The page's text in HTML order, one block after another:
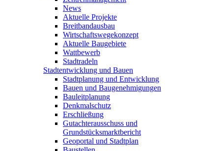
News
Aktuelle Projekte
Breitbandausbau
Wirtschaftswegekonzept
Aktuelle Baugebiete
Wattbewerb
Stadtradeln
Stadtentwicklung und Bauen
Stadtplanung und Entwicklung
Bauen und Baugenehmigungen
Bauleitplanung
Denkmalschutz
Erschließung
Gutachterausschuss und
Grundstücksmarktbericht
Geoportal und Stadtplan